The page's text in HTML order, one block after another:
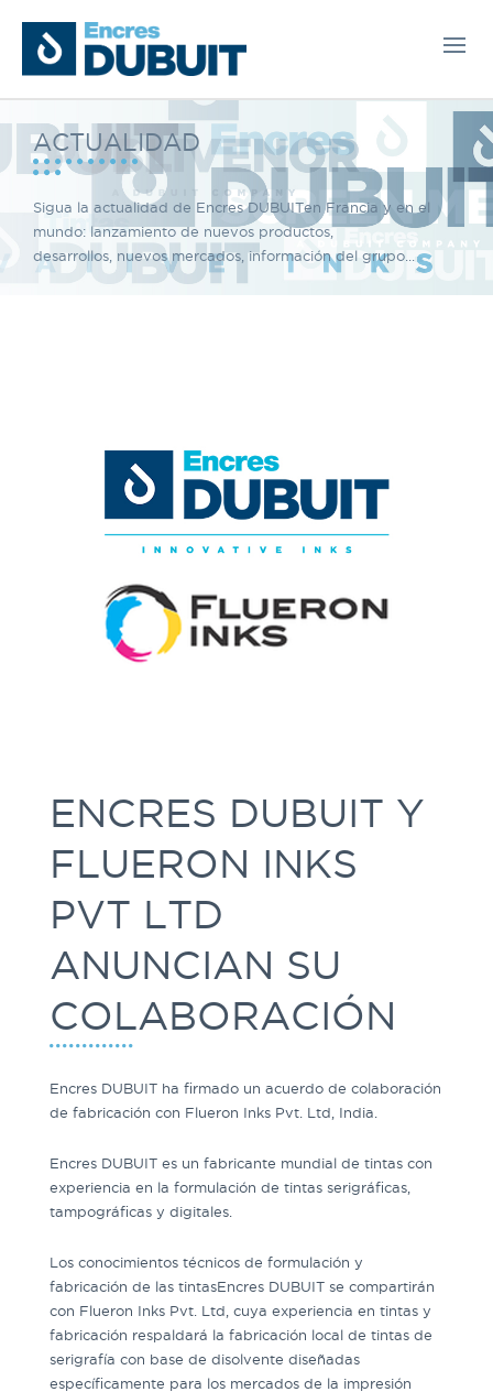
ACTUALIDAD
Sigua la actualidad de Encres DUBUITen Francia y en el
mundo: lanzamiento de nuevos productos,
desarrollos, nuevos mercados, información del grupo...
ENCRES DUBUIT Y
FLUERON INKS
PVT LTD
ANUNCIAN SU
COLABORACIÓN
Encres DUBUIT ha firmado un acuerdo de colaboración
de fabricación con Flueron Inks Pvt. Ltd, India.
Encres DUBUIT es un fabricante mundial de tintas con
experiencia en la formulación de tintas serigráficas,
tampográficas y digitales.
Los conocimientos técnicos de formulación y
fabricación de las tintasEncres DUBUIT se compartirán
con Flueron Inks Pvt. Ltd, cuya experiencia en tintas y
fabricación respaldará la fabricación local de tintas de
serigrafía con base de disolvente diseñadas
específicamente para los mercados de la impresión